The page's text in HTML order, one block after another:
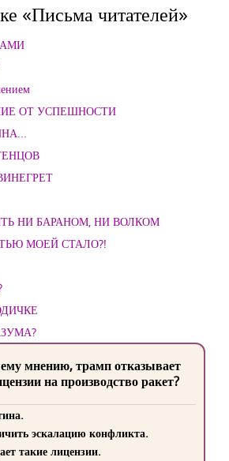
«Письма читателей»
ОТ УСПЕШНОСТИ
НИ БАРАНОМ, НИ ВОЛКОМ
МОЕЙ СТАЛО?!
мнению, трамп отказывает
на производство ракет?
эскалацию конфликта.
такие лицензии.